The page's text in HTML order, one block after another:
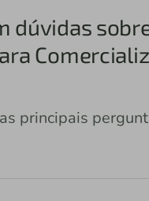
dúvidas
principais